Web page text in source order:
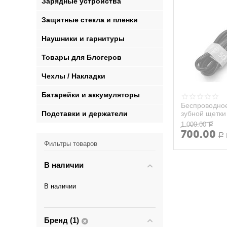
зубной
(оригинал, б.у)
1 000.00 Р
700.00 Р
Защитные стекла и пленки
Наушники и гарнитуры
Товары для Блогеров
Чехлы / Накладки
Батарейки и аккумуляторы
Подставки и держатели
Фильтры товаров
В наличии
В наличии
Бренд (1)